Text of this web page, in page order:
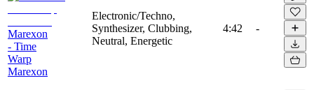
Marexon
- Time
Warp
Marexon
Electronic/Techno,
Synthesizer, Clubbing,
Neutral, Energetic
4:42 -